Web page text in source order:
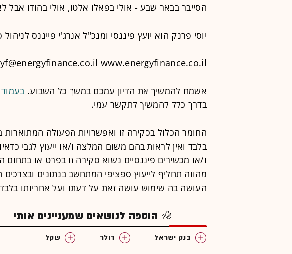
הסייבר בבאר שבע - אולי בפאלו אלטו, אולי בהודו אבל
יוסי פרנק הוא יועץ פיננסי ומנכ"ל אנרג'י פייננס לניהול
yf@energyfinance.co.il www.energyfinance.co.il
אשמח להמשיך את הדיון עמכם במשך כל השבוע.
בדרך כלל להמשיך לתקשר עמי.
החומר הכלול בסקירה זו ואפשרויות הפעולה המתוארות
בלבד ואין לראות בהם משום המלצה ו/או ייעוץ לגבי
ו/או מכשירים פיננסיים נשוא סקירה זו בפרט או בתחום
מהווה תחליף לייעוץ ספציפי המתחשב בנתונים
העושה בה שימוש עושה זאת על דעתו ועל אחריותו
הוספה לנושאים שמעניינים אותי
בנק ישראל דולר שקל